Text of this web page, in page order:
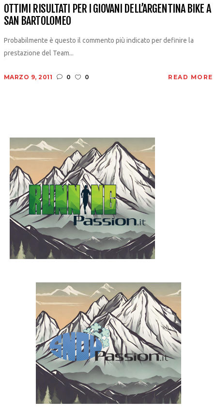
OTTIMI RISULTATI PER I GIOVANI DELL’ARGENTINA BIKE A
SAN BARTOLOMEO
Probabilmente è questo il commento più indicato per definire la
prestazione del Team...
MARZO 9, 2011 0 0 READ MORE